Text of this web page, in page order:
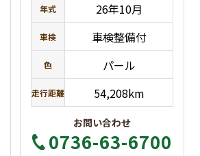
年式 26年10月
車検 車検整備付
色 パール
走行距離 54,208km
お問い合わせ
0736-63-6700